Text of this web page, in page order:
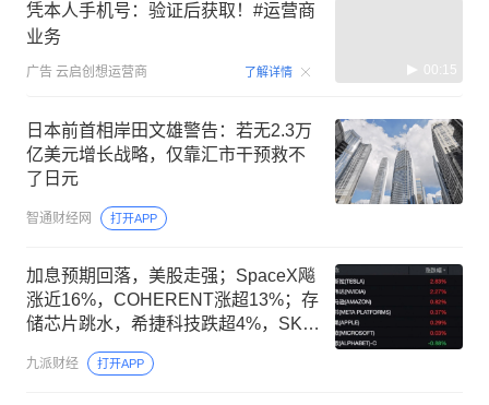
凭本人手机号：验证后获取！#运营商
业务
广告 云启创想运营商 了解详情 00:15
日本前首相岸田文雄警告：若无2.3万
亿美元增长战略，仅靠汇市干预救不
了日元
智通财经网 打开APP
加息预期回落，美股走强；SpaceX飚
涨近16%，COHERENT涨超13%；存
储芯片跳水，希捷科技跌超4%，SK海
力士、西部数据、闪迪跌超3%
九派财经 打开APP